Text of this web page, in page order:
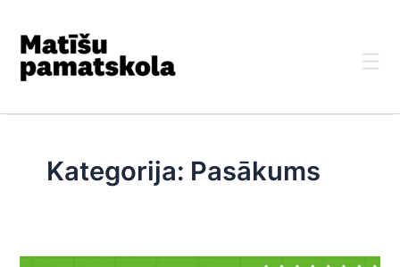
content
Kategorija: Pasākums